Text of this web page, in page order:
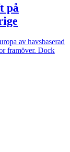
på
av havsbaserad
framöver. Dock